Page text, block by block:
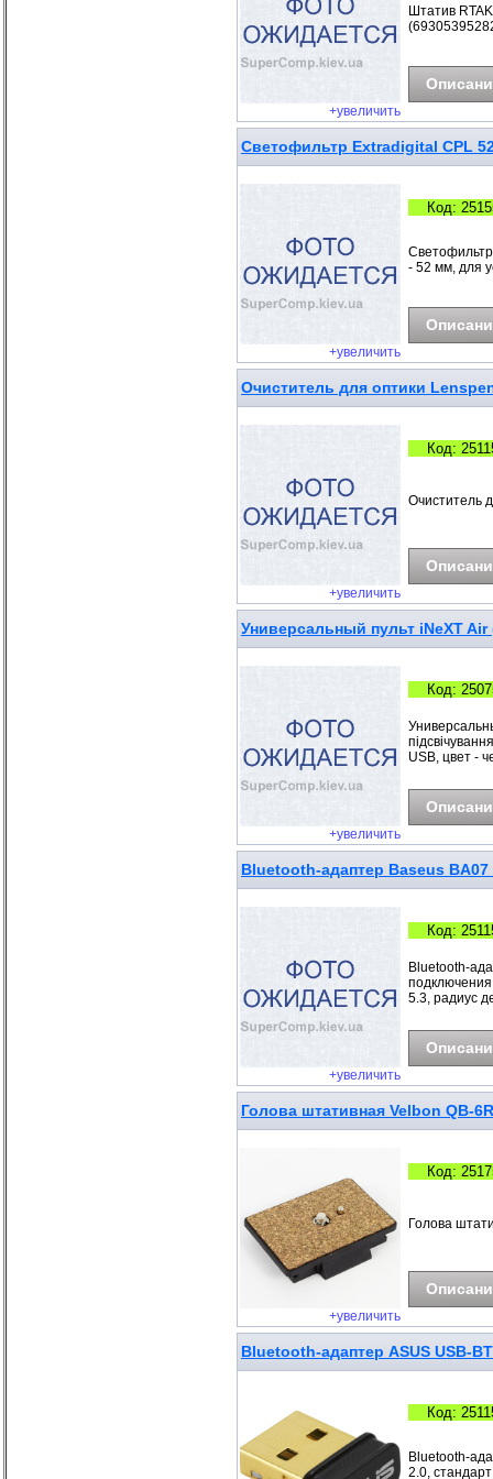
+увеличить
Штатив
Светофильтр Extradigital CPL
+увеличить
Код:
- 52 мм, для
Очиститель для оптики
+увеличить
Код:
Очиститель
Универсальный пульт iNeXT
+увеличить
Код:
USB, цвет -
Bluetooth-адаптер Baseus BA07
+увеличить
Код:
Bluetooth-
5.3, радиус
Голова штативная Velbon QB-
+увеличить
Код:
Голова
Bluetooth-адаптер ASUS USB-
Код:
Bluetooth-
2.0,